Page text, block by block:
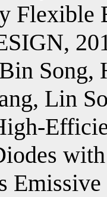
Flexible
Song,
Lin